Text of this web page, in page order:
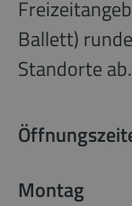
Ballett)
Standorte ab.
Montag